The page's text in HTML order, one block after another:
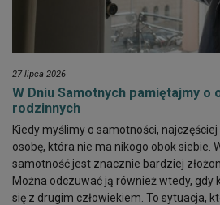
27 lipca 2026
W Dniu Samotnych pamiętajmy o
rodzinnych
Kiedy myślimy o samotności,
osobę, która nie ma nikogo obok siebie.
samotność jest znacznie bardziej
Można odczuwać ją również wtedy, gdy
się z drugim człowiekiem. To sytuacja,